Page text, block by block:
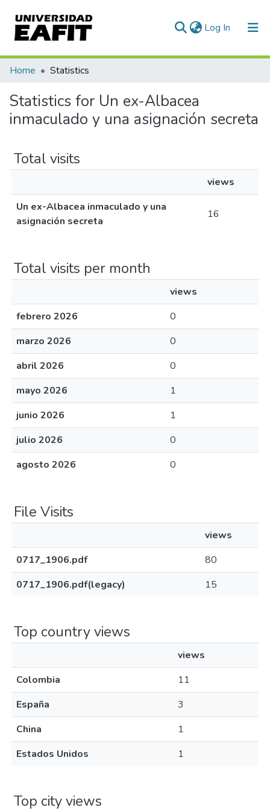
Log In (current)
Communities & Collections
All of DSpace
Home Statistics
Statistics for Un ex-Albacea
inmaculado y una asignación secreta
Total visits
views
Un ex-Albacea inmaculado y una
asignación secreta
16
Total visits per month
views
febrero 2026
0
marzo 2026
0
abril 2026
0
mayo 2026
1
junio 2026
1
julio 2026
0
agosto 2026
0
File Visits
views
0717_1906.pdf
80
0717_1906.pdf(legacy)
15
Top country views
views
Colombia
11
España
3
China
1
Estados Unidos
1
Top city views